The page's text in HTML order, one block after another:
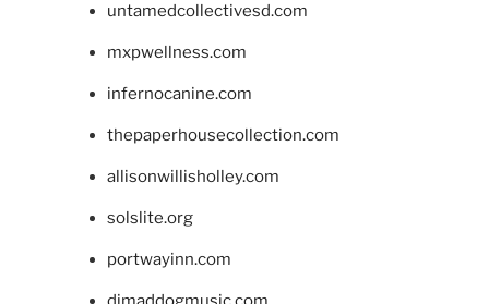
untamedcollectivesd.com
mxpwellness.com
infernocanine.com
thepaperhousecollection.com
allisonwillisholley.com
solslite.org
portwayinn.com